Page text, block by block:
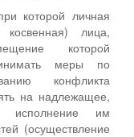
которой личная
косвенная) лица,
которой
меры по
конфликта
на надлежащее,
исполнение им
(осуществление